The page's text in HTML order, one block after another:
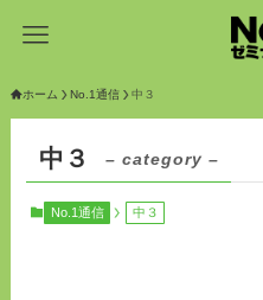
ホーム No.1通信 中３
中３ – category –
No.1通信 中３